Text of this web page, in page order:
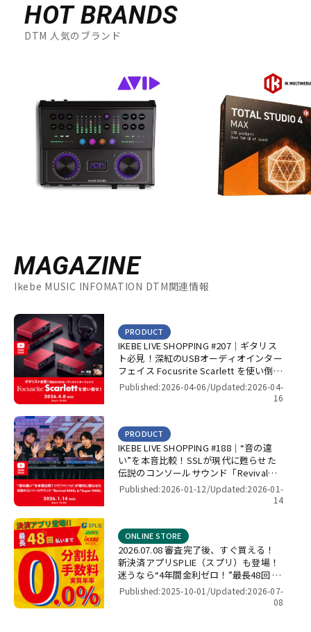
HOT BRANDS
DTM 人気のブランド
MAGAZINE
Ikebe MUSIC INFOMATION DTM関連情報
IKEBE LIVE SHOPPING #207｜ギタリス
ト必見！深紅のUSBオーディオインター
フェイス Focusrite Scarlett を使い倒
せ！【presented by パワーレック】
PRODUCT
Published:2026-04-06/Updated:2026-04-
16
IKEBE LIVE SHOPPING #188｜“音の違
い”を本音比較！SSLが現代に甦らせた
伝説のコンソールサウンド「Revival
4000」＆「Super 9000」【presented
PRODUCT
Published:2026-01-12/Updated:2026-01-
14
2026.07.08 審査完了後、すぐ買える！
新決済アプリSPLIE（スプリ）も登場！
迷うなら“4年間金利ゼロ！”最長48回 無
金利キャンペーン
ONLINE STORE
Published:2025-10-01/Updated:2026-07-
08